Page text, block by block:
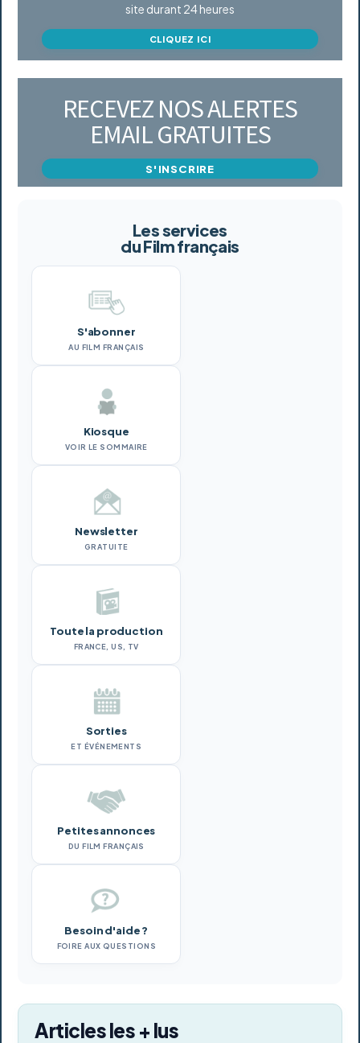
site durant 24 heures
CLIQUEZ ICI
RECEVEZ NOS ALERTES
EMAIL GRATUITES
S'INSCRIRE
Les services
du Film français
S'abonner
AU FILM FRANÇAIS
Kiosque
VOIR LE SOMMAIRE
Newsletter
GRATUITE
Toute la production
FRANCE, US, TV
Sorties
ET ÉVÉNEMENTS
Petites annonces
DU FILM FRANÇAIS
Besoin d'aide ?
FOIRE AUX QUESTIONS
Articles les + lus